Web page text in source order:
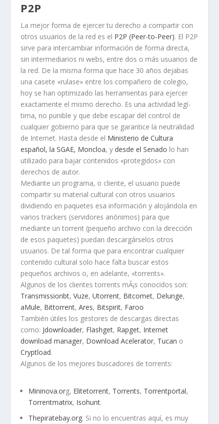
P2P
La mejor forma de ejercer tu derecho a compartir con
otros usuarios de la red es el P2P (Peer-to-Peer). El P2P
sirve para intercambiar información de forma directa,
sin intermediarios ni webs, entre dos o más usuarios de
la red. De la misma forma que hace 30 años dejabas
una casete «rulase» entre los compañero de colegio,
hoy se han optimizado las herramientas para ejercer
exactamente el mismo derecho. Es una actividad legí­
tima, no punible y que debe escapar del control de
cualquier gobierno para que se garantice la neutralidad
de Internet. Hasta desde el Ministerio de Cultura
español, la SGAE, Moncloa, y desde el Senado lo han
utilizado para bajar contenidos «protegidos» con
derechos de autor.
Mediante un programa, o cliente, el usuario puede
compartir su material cultural con otros usuarios
dividiendo en paquetes esa información y alojándola en
varios trackers (servidores anónimos) para que
mediante un torrent (pequeño archivo con la dirección
de esos paquetes) puedan descargárselos otros
usuarios. De tal forma que para encontrar cualquier
contenido cultural solo hace falta buscar estos
pequeños archivos o, en adelante, «torrents».
Algunos de los clientes torrents mÃ¡s conocidos son:
Transmissionbt,Vuze,Utorrent, Bitcomet, Delunge,
aMule, Bittorrent,Ares, Bitspirit, Faroo
También útiles los gestores de descargas directas
como: Jdownloader, Flashget, Rapget, Internet
download manager, Download Acelerator, Tucan o
Cryptload.
Algunos de los mejores buscadores de torrents:
Mininova.org, Elitetorrent, Torrents, Torrentportal,
Torrentmatrix, Isohunt.
Thepiratebay.org. Si no lo encuentras aquí­, es muy